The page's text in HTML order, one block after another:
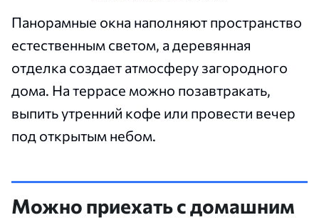
Панорамные окна наполняют пространство
естественным светом, а деревянная
отделка создает атмосферу загородного
дома. На террасе можно позавтракать,
выпить утренний кофе или провести вечер
под открытым небом.
Можно приехать с домашним